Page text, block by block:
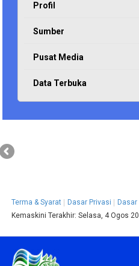
Profil
Sumber
Pusat Media
Data Terbuka
Terma & Syarat Dasar Privasi
Kemaskini Terakhir:Selasa, 4 Ogos